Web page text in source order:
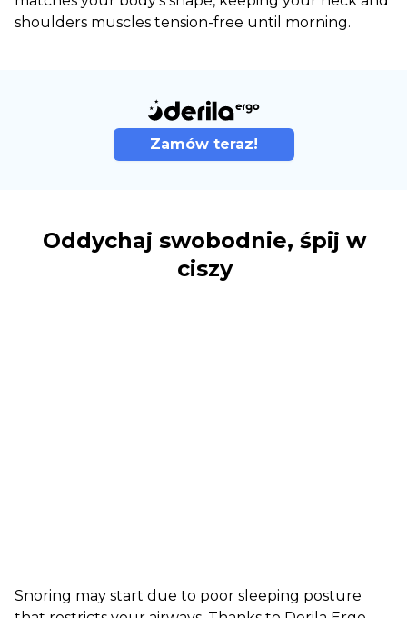
shoulders muscles tension-free until morning.
Zamów teraz!
Oddychaj swobodnie, śpij w
ciszy
Snoring may start due to poor sleeping posture